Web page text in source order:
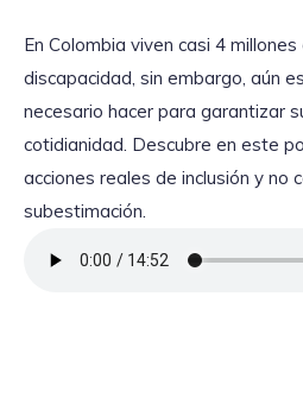
En Colombia viven casi 4
discapacidad, sin embargo, aún
necesario hacer para garantizar
cotidianidad. Descubre en este
acciones reales de inclusión y no
subestimación.